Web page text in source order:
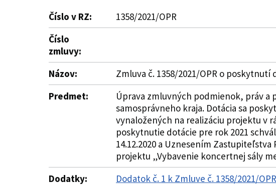
Číslo v RZ:
1358/2021/OPR
Číslo
zmluvy:
Názov:
Zmluva č. 1358/2021/OPR o poskytnutí
Predmet:
Úprava zmluvných podmienok, práv
samosprávneho kraja. Dotácia sa
vynaložených na realizáciu projektu v
poskytnutie dotácie pre rok 2021
14.12.2020 a Uznesením
projektu „Vybavenie koncertnej sály
Dodatky:
Dodatok č. 1 k Zmluve č. 1358/2021/